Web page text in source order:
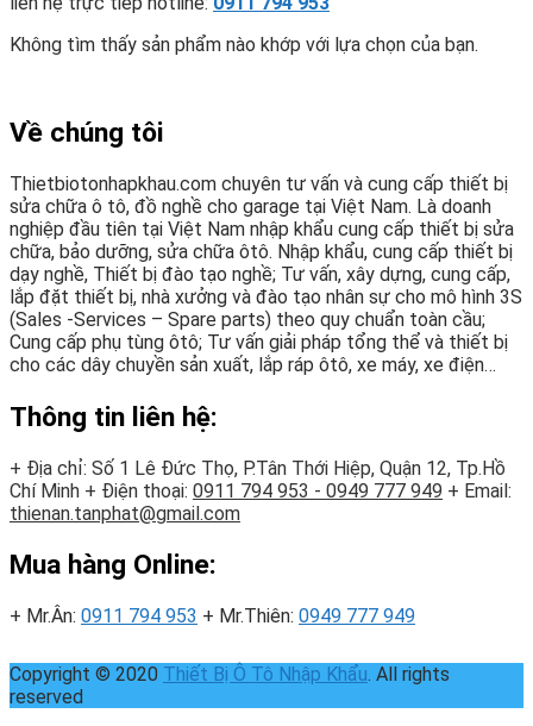
Không tìm thấy sản phẩm nào khớp với lựa chọn của bạn.
Về chúng tôi
Thietbiotonhapkhau.com chuyên tư vấn và cung cấp thiết bị
sửa chữa ô tô, đồ nghề cho garage tại Việt Nam. Là doanh
nghiệp đầu tiên tại Việt Nam nhập khẩu cung cấp thiết bị sửa
chữa, bảo dưỡng, sửa chữa ôtô. Nhập khẩu, cung cấp thiết bị
dạy nghề, Thiết bị đào tạo nghề; Tư vấn, xây dựng, cung cấp,
lắp đặt thiết bị, nhà xưởng và đào tạo nhân sự cho mô hình 3S
(Sales -Services – Spare parts) theo quy chuẩn toàn cầu;
Cung cấp phụ tùng ôtô; Tư vấn giải pháp tổng thể và thiết bị
cho các dây chuyền sản xuất, lắp ráp ôtô, xe máy, xe điện…
Thông tin liên hệ:
+ Địa chỉ: Số 1 Lê Đức Thọ, P.Tân Thới Hiệp, Quận 12, Tp.Hồ
Chí Minh + Điện thoại: 0911 794 953 - 0949 777 949 + Email:
thienan.tanphat@gmail.com
Mua hàng Online:
+ Mr.Ân: 0911 794 953 + Mr.Thiên: 0949 777 949
Copyright © 2020 Thiết Bị Ô Tô Nhập Khẩu. All rights
reserved